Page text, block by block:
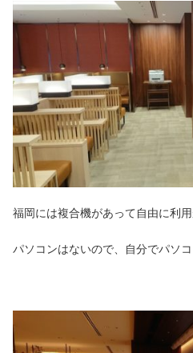
福岡には複合機があって自由に利用
パソコンはないので、自分でパソ